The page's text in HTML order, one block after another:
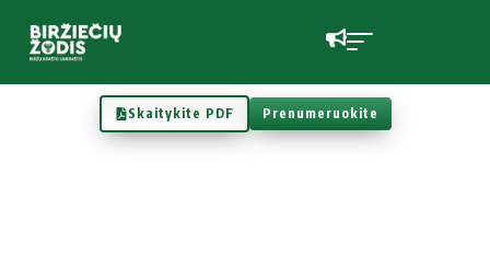
Skaitykite PDF Prenumeruokite